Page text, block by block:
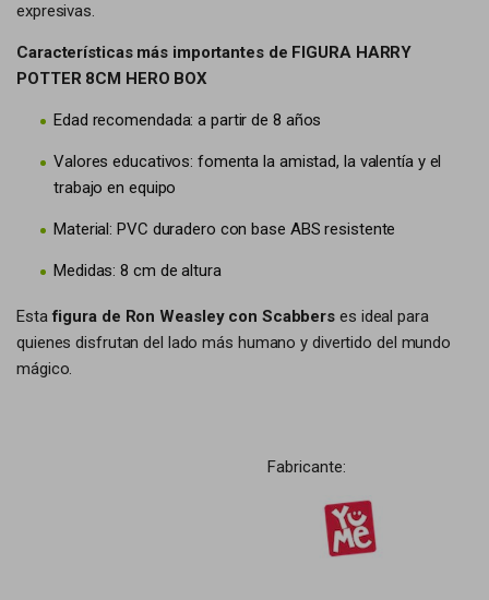
expresivas.
Características más importantes de FIGURA HARRY
POTTER 8CM HERO BOX
Edad recomendada: a partir de 8 años
Valores educativos: fomenta la amistad, la valentía y el
trabajo en equipo
Material: PVC duradero con base ABS resistente
Medidas: 8 cm de altura
Estafigura de Ron Weasley con Scabbers es ideal para
quienes disfrutan del lado más humano y divertido del mundo
mágico.
Fabricante: